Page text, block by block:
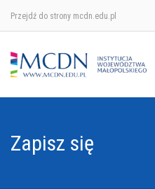
Przejdź do strony mcdn.edu.pl
Zapisz się
Ośrodek
Ośrodek w
Ośrodek